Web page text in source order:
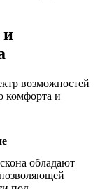
и
возможностей
комфорта и
обладают